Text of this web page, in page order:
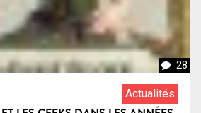
28
Actualités